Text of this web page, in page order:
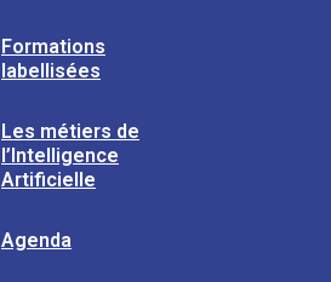
Formations
labellisées
Les métiers de
l’Intelligence
Artificielle
Agenda